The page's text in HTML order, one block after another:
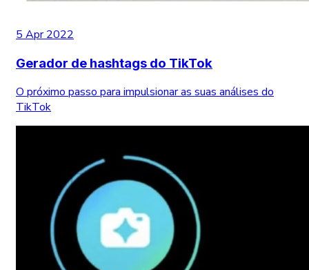
5 Apr 2022
Gerador de hashtags do TikTok
O próximo passo para impulsionar as suas análises do
TikTok